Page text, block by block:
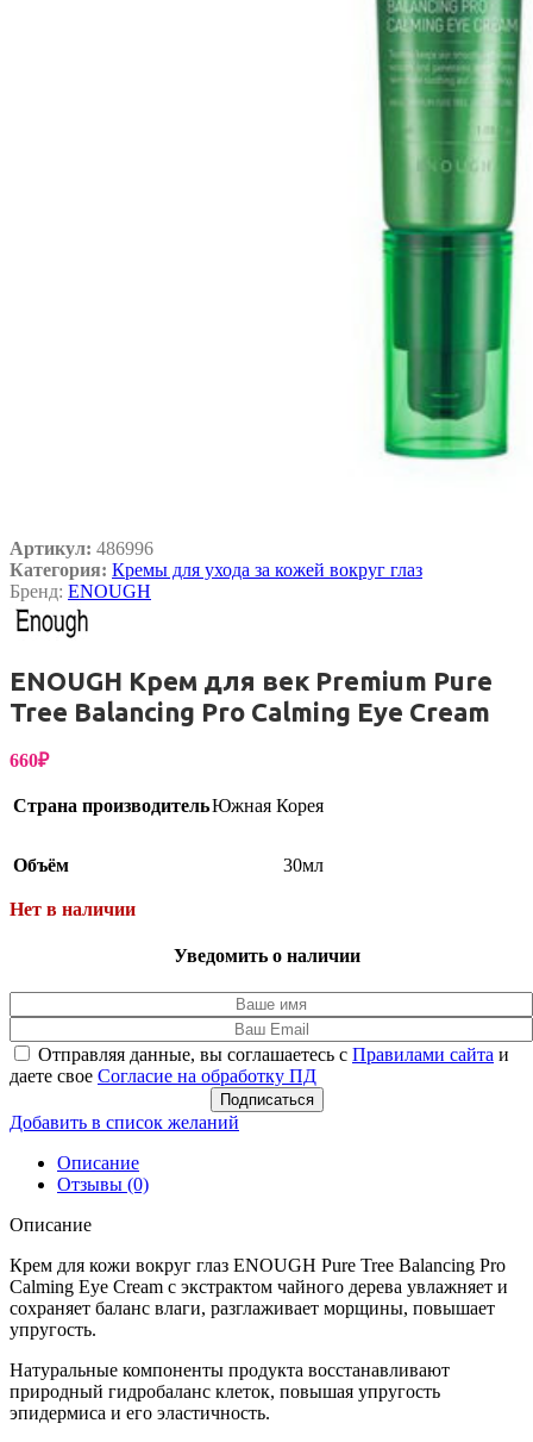
Артикул: 486996
Категория: Кремы для ухода за кожей вокруг глаз
Бренд: ENOUGH
ENOUGH Крем для век Premium Pure
Tree Balancing Pro Calming Eye Cream
660₽
Страна производительЮжная Корея
Объём 30мл
Нет в наличии
Уведомить о наличии
Отправляя данные, вы соглашаетесь с Правилами сайта и
даете свое Согласие на обработку ПД
Подписаться
Добавить в список желаний
Описание
Отзывы (0)
Описание
Крем для кожи вокруг глаз ENOUGH Pure Tree Balancing Pro
Calming Eye Cream c экстрактом чайного дерева увлажняет и
сохраняет баланс влаги, разглаживает морщины, повышает
упругость.
Натуральные компоненты продукта восстанавливают
природный гидробаланс клеток, повышая упругость
эпидермиса и его эластичность.